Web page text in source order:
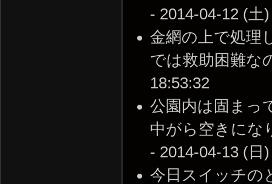
- 2014-04-12 (土
金網の上で処理
では救助困難な
18:53:32
公園内は固まっ
中がら空きにな
- 2014-04-13 (日
今日スイッチの